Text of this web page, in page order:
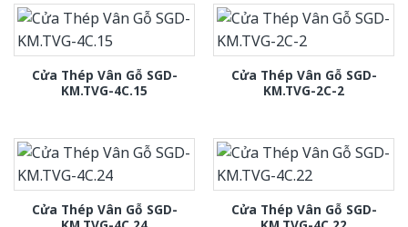
Cửa Thép Vân Gỗ SGD-
KM.TVG-4C.15
Cửa Thép Vân Gỗ SGD-
KM.TVG-2C-2
Cửa Thép Vân Gỗ SGD-
Cửa Thép Vân Gỗ SGD-